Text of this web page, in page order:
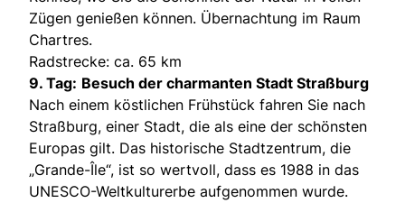
Zügen genießen können. Übernachtung im Raum
Chartres.
Radstrecke: ca. 65 km
9. Tag: Besuch der charmanten Stadt Straßburg
Nach einem köstlichen Frühstück fahren Sie nach
Straßburg, einer Stadt, die als eine der schönsten
Europas gilt. Das historische Stadtzentrum, die
„Grande-Île“, ist so wertvoll, dass es 1988 in das
UNESCO-Weltkulturerbe aufgenommen wurde.